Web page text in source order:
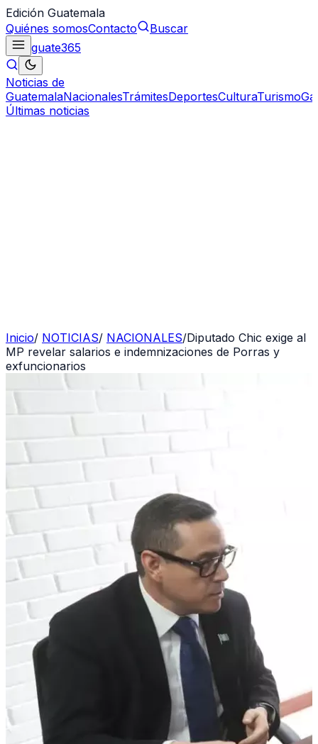
Edición Guatemala
Quiénes somosContacto
Buscar
guate365
Noticias de
GuatemalaNacionalesTrámitesDeportesCulturaTurismo
Últimas noticias
Inicio/ NOTICIAS/ NACIONALES/Diputado Chic exige al
MP revelar salarios e indemnizaciones de Porras y
exfuncionarios